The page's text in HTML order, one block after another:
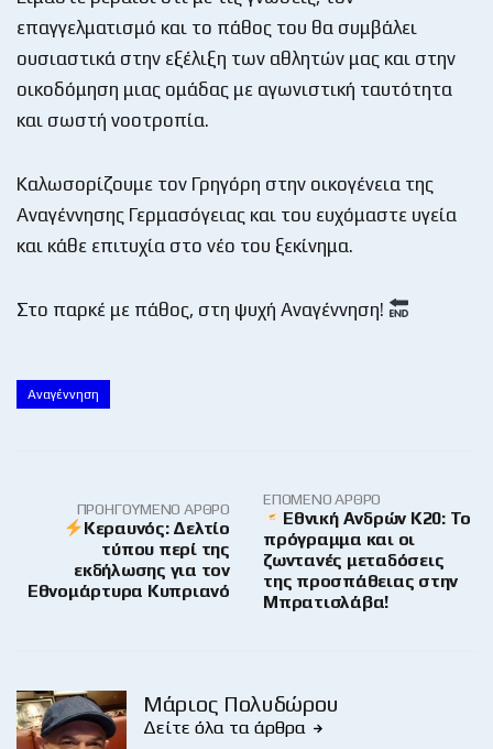
επαγγελματισμό και το πάθος του θα συμβάλει
ουσιαστικά στην εξέλιξη των αθλητών μας και στην
οικοδόμηση μιας ομάδας με αγωνιστική ταυτότητα
και σωστή νοοτροπία.
Καλωσορίζουμε τον Γρηγόρη στην οικογένεια της
Αναγέννησης Γερμασόγειας και του ευχόμαστε υγεία
και κάθε επιτυχία στο νέο του ξεκίνημα.
Στο παρκέ με πάθος, στη ψυχή Αναγέννηση!
Αναγέννηση
ΠΡΟΗΓΟΎΜΕΝΟ ΆΡΘΡΟ
Κεραυνός: Δελτίο
τύπου περί της
εκδήλωσης για τον
Εθνομάρτυρα Κυπριανό
ΕΠΌΜΕΝΟ ΆΡΘΡΟ
Εθνική Ανδρών Κ20: Το
πρόγραμμα και οι
ζωντανές μεταδόσεις
της προσπάθειας στην
Μπρατισλάβα!
Μάριος Πολυδώρου
Δείτε όλα τα άρθρα